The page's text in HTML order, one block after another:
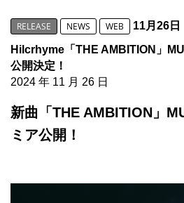
RELEASE NEWS WEB
11月26日
Hilcrhyme「THE AMBITION」
公開決定！
2024 年 11 月 26 日
新曲「THE AMBITION」
ミア公開！